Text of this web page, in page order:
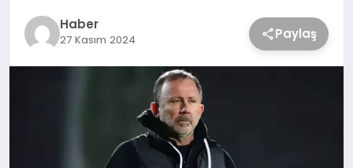
Haber
27 Kasım 2024 Paylaş